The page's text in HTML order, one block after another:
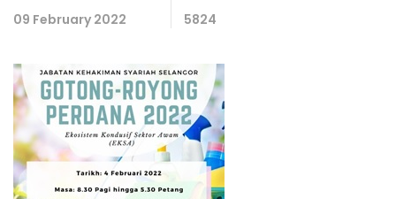
09 February 2022 5824